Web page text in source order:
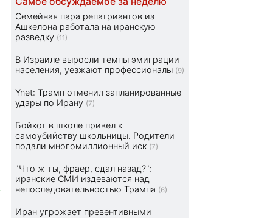
Семейная пара репатриантов из
Ашкелона работала на иранскую
разведку (11)
В Израиле выросли темпы эмиграции
населения, уезжают профессионалы (9)
Ynet: Трамп отменил запланированные
удары по Ирану (7)
Бойкот в школе привел к
самоубийству школьницы. Родители
подали многомиллионный иск (7)
"Что ж ты, фраер, сдал назад?":
иранские СМИ издеваются над
непоследовательностью Трампа (6)
Иран угрожает превентивными